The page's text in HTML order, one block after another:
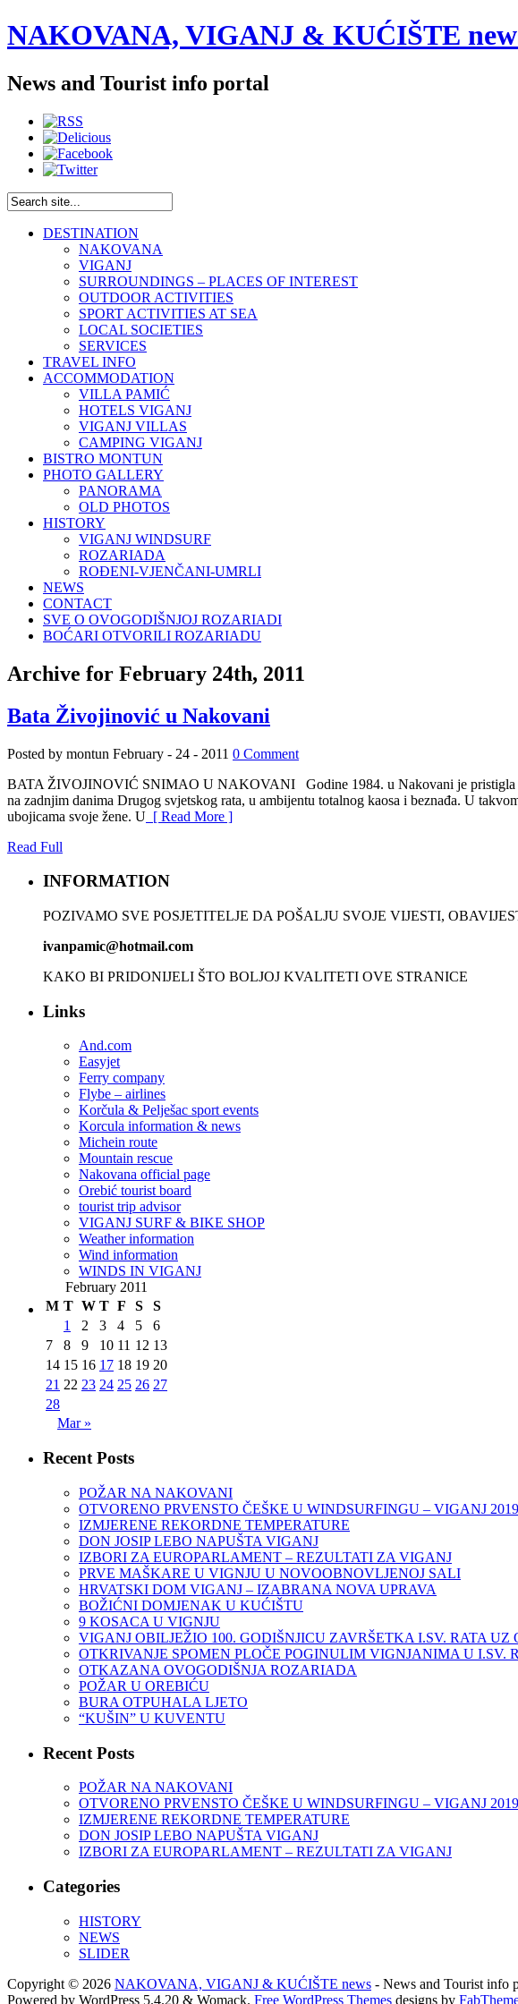
NAKOVANA, VIGANJ & KUĆIŠTE
News and Tourist info portal
DESTINATION
NAKOVANA
VIGANJ
SURROUNDINGS – PLACES OF INTEREST
OUTDOOR ACTIVITIES
SPORT ACTIVITIES AT SEA
LOCAL SOCIETIES
SERVICES
TRAVEL INFO
ACCOMMODATION
VILLA PAMIĆ
HOTELS VIGANJ
VIGANJ VILLAS
CAMPING VIGANJ
BISTRO MONTUN
PHOTO GALLERY
PANORAMA
OLD PHOTOS
HISTORY
VIGANJ WINDSURF
ROZARIADA
ROĐENI-VJENČANI-UMRLI
NEWS
CONTACT
SVE O OVOGODIŠNJOJ ROZARIADI
BOĆARI OTVORILI ROZARIADU
Archive for February 24th, 2011
Bata Živojinović u Nakovani
Posted by montun February - 24 - 2011 0 Comment
BATA ŽIVOJINOVIĆ SNIMAO U NAKOVANI Godine 1984. u Nakovani je pristigla
na zadnjim danima Drugog svjetskog rata, u ambijentu totalnog kaosa i beznađa. U
ubojicama svoje žene. U [ Read More ]
Read Full
INFORMATION
POZIVAMO SVE POSJETITELJE DA POŠALJU SVOJE VIJESTI,
ivanpamic@hotmail.com
KAKO BI PRIDONIJELI ŠTO BOLJOJ KVALITETI OVE STRANICE
Links
And.com
Easyjet
Ferry company
Flybe – airlines
Korčula & Pelješac sport events
Korcula information & news
Michein route
Mountain rescue
Nakovana official page
Orebić tourist board
tourist trip advisor
VIGANJ SURF & BIKE SHOP
Weather information
Wind information
WINDS IN VIGANJ
February 2011
M T W T F S
S
1
2 3 4 5
6
7
8 9 10 11 12 13
14 15 16 17 18 19 20
21 22 23 24 25 26 27
28
Mar »
Recent Posts
POŽAR NA NAKOVANI
OTVORENO PRVENSTO ČEŠKE U WINDSURFINGU – VIGANJ
IZMJERENE REKORDNE TEMPERATURE
DON JOSIP LEBO NAPUŠTA VIGANJ
IZBORI ZA EUROPARLAMENT – REZULTATI ZA VIGANJ
PRVE MAŠKARE U VIGNJU U NOVOOBNOVLJENOJ SALI
HRVATSKI DOM VIGANJ – IZABRANA NOVA UPRAVA
BOŽIĆNI DOMJENAK U KUĆIŠTU
9 KOSACA U VIGNJU
VIGANJ OBILJEŽIO 100. GODIŠNJICU ZAVRŠETKA I.SV. RATA
OTKRIVANJE SPOMEN PLOČE POGINULIM VIGNJANIMA U I.SV.
OTKAZANA OVOGODIŠNJA ROZARIADA
POŽAR U OREBIĆU
BURA OTPUHALA LJETO
“KUŠIN” U KUVENTU
Recent Posts
POŽAR NA NAKOVANI
OTVORENO PRVENSTO ČEŠKE U WINDSURFINGU – VIGANJ
IZMJERENE REKORDNE TEMPERATURE
DON JOSIP LEBO NAPUŠTA VIGANJ
IZBORI ZA EUROPARLAMENT – REZULTATI ZA VIGANJ
Categories
HISTORY
NEWS
SLIDER
Copyright © 2026 NAKOVANA, VIGANJ & KUĆIŠTE news - News and Tourist info
Powered by WordPress 5.4.20 & Womack. Free WordPress Themes designs by